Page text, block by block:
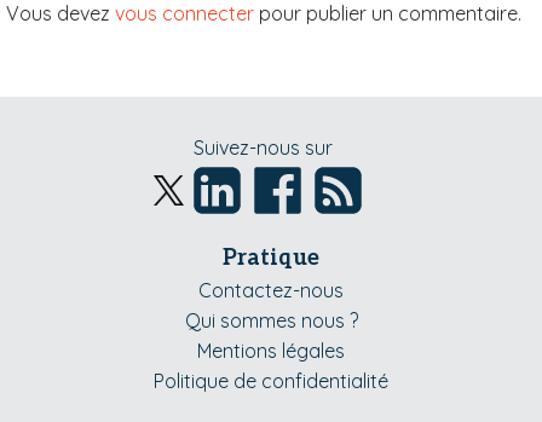
Vous devez vous connecter pour publier un commentaire.
Suivez-nous sur
Pratique
Contactez-nous
Qui sommes nous ?
Mentions légales
Politique de confidentialité